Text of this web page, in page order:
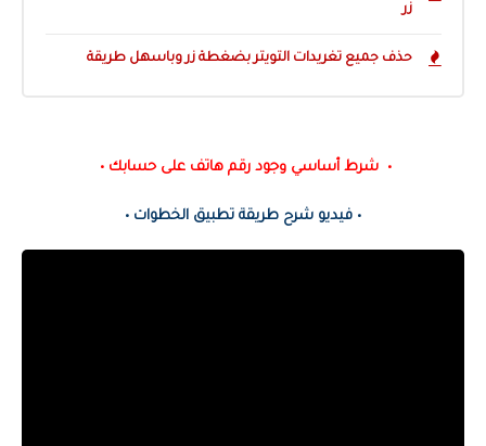
زر
حذف جميع تغريدات التويتر بضغطة زر وباسهل طريقة
• شرط أساسي وجود رقم هاتف على حسابك •
• فيديو شرح طريقة تطبيق الخطوات •